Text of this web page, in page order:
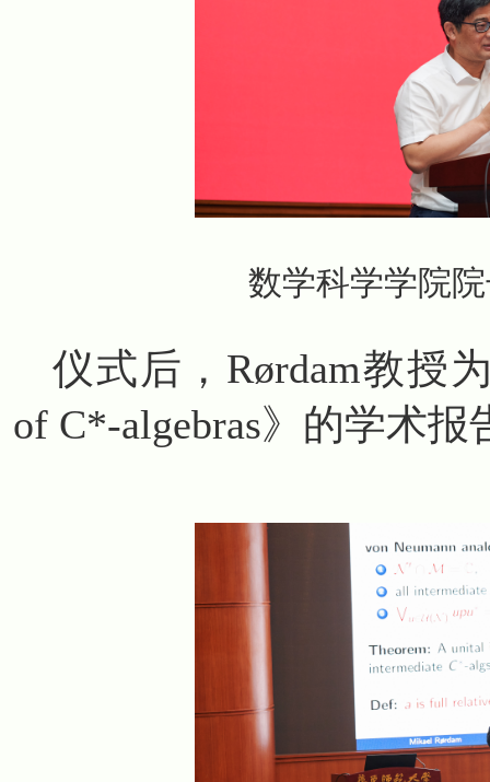
数学科学学院
仪式后，Rørdam教授
of C*-algebras》的学术报